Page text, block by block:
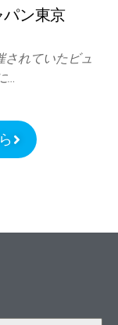
パン東京
れていたビュ
…